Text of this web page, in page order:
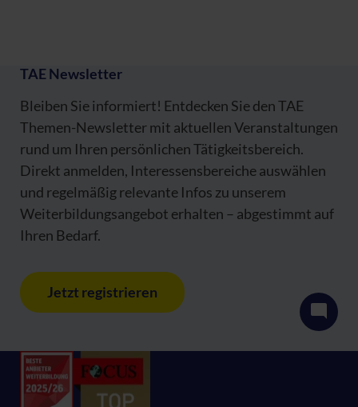
TAE Newsletter
Bleiben Sie informiert! Entdecken Sie den TAE
Themen-Newsletter mit aktuellen Veranstaltungen
rund um Ihren persönlichen Tätigkeitsbereich.
Direkt anmelden, Interessensbereiche auswählen
und regelmäßig relevante Infos zu unserem
Weiterbildungsangebot erhalten – abgestimmt auf
Ihren Bedarf.
Jetzt registrieren